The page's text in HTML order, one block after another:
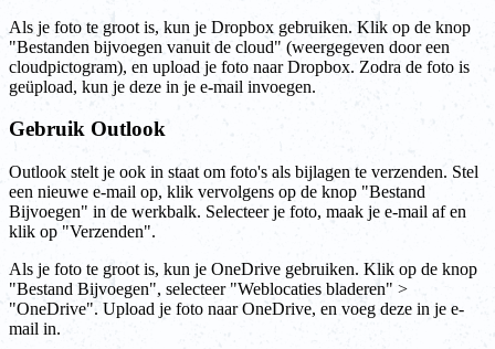
Als je foto te groot is, kun je Dropbox gebruiken. Klik op de knop
"Bestanden bijvoegen vanuit de cloud" (weergegeven door een
cloudpictogram), en upload je foto naar Dropbox. Zodra de foto is
geüpload, kun je deze in je e-mail invoegen.
Gebruik Outlook
Outlook stelt je ook in staat om foto's als bijlagen te verzenden. Stel
een nieuwe e-mail op, klik vervolgens op de knop "Bestand
Bijvoegen" in de werkbalk. Selecteer je foto, maak je e-mail af en
klik op "Verzenden".
Als je foto te groot is, kun je OneDrive gebruiken. Klik op de knop
"Bestand Bijvoegen", selecteer "Weblocaties bladeren" >
"OneDrive". Upload je foto naar OneDrive, en voeg deze in je e-
mail in.